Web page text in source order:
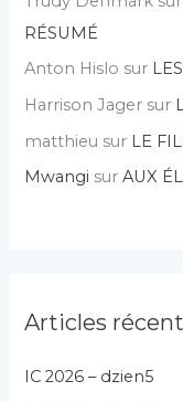
RÉSUMÉ
Anton Hislo sur
Harrison Jager sur
matthieu sur LE
Mwangi surAUX
Articles
IC 2026 – dzien5